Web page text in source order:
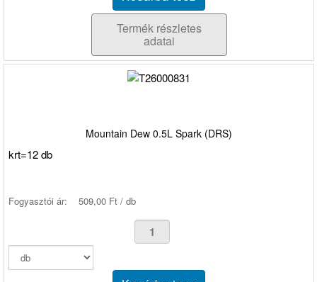
Termék részletes
adatai
Mountain Dew 0.5L Spark (DRS)
krt=12 db
Fogyasztói ár: 509,00 Ft / db